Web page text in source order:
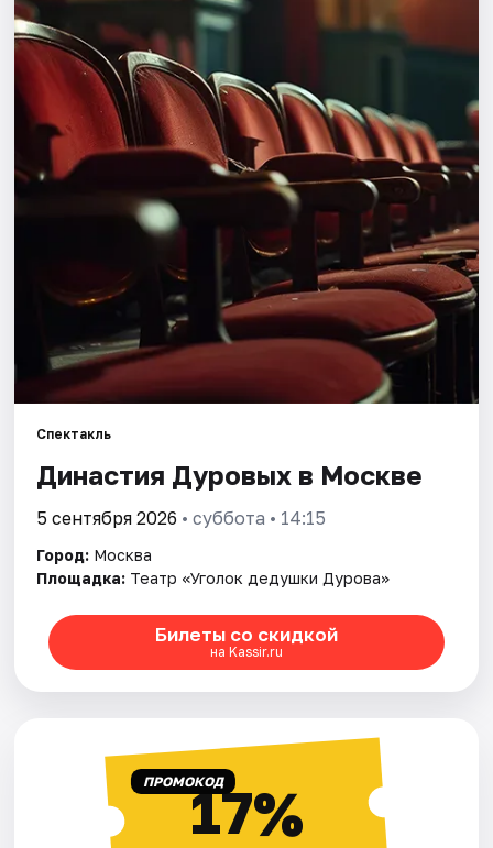
Города
Площадки
Артисты
Спектакль
Династия Дуровых в Москве
5 сентября 2026 • суббота • 14:15
Город: Москва
Площадка: Театр «Уголок дедушки Дурова»
Билеты со скидкой
на Kassir.ru
ПРОМОКОД17%